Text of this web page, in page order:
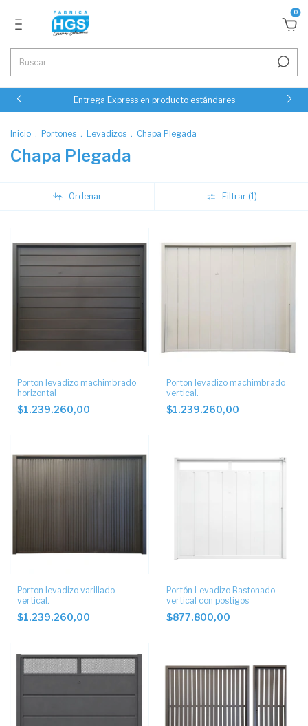
0
Entrega Express en producto estándares
Inicio . Portones . Levadizos . Chapa Plegada
Chapa Plegada
Ordenar Filtrar (1)
Porton levadizo machimbrado
horizontal
$1.239.260,00
Porton levadizo machimbrado
vertical.
$1.239.260,00
Porton levadizo varillado
vertical.
$1.239.260,00
Portón Levadizo Bastonado
vertical con postigos
$877.800,00